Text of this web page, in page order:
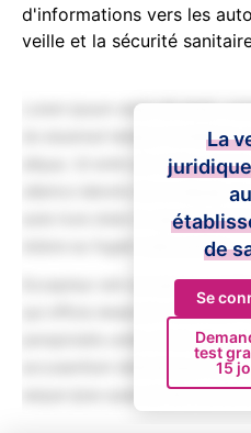
d'informations vers les
veille et la sécurité
Lorem ipsum dolor sit amet,
do eiusmod tempor incididunt
aliqua. Ut enim ad minim
ullamco laboris nisi ut aliquip
aute irure dolor in
dolore eu fugiat nulla pariatur.
Excepteur sint occaecat
qui officia deserunt mollit anim
perspiciatis unde omnis iste
accusantium doloremque
eaque ipsa quae ab illo
La
juridique
de
Se
test
15